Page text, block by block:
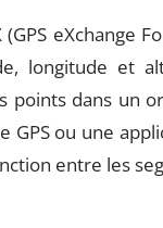
(GPS eXchange
longitude et
points dans un
GPS ou une
entre les